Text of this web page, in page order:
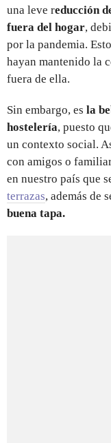
una leve reducción
fuera del hogar,
por la pandemia.
hayan mantenido la
fuera de ella.
Sin embargo, es la
hostelería, puesto
un contexto social.
con amigos o
en nuestro país que
terrazas, además de
buena tapa.